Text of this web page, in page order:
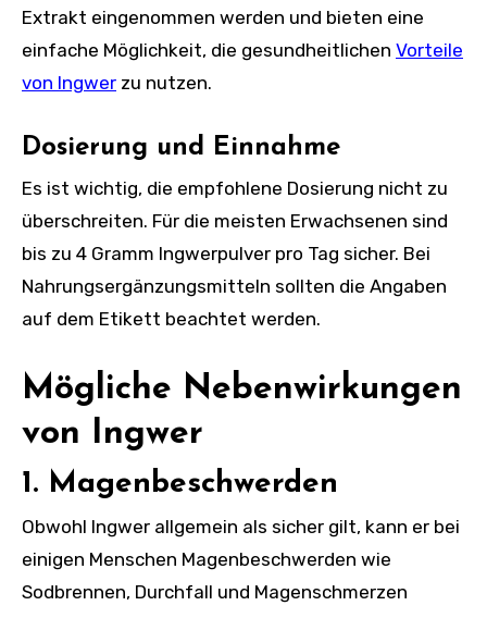
Extrakt eingenommen werden und bieten eine
einfache Möglichkeit, die gesundheitlichen Vorteile
von Ingwer zu nutzen.
Dosierung und Einnahme
Es ist wichtig, die empfohlene Dosierung nicht zu
überschreiten. Für die meisten Erwachsenen sind
bis zu 4 Gramm Ingwerpulver pro Tag sicher. Bei
Nahrungsergänzungsmitteln sollten die Angaben
auf dem Etikett beachtet werden.
Mögliche Nebenwirkungen
von Ingwer
1. Magenbeschwerden
Obwohl Ingwer allgemein als sicher gilt, kann er bei
einigen Menschen Magenbeschwerden wie
Sodbrennen, Durchfall und Magenschmerzen